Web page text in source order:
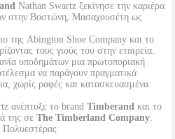
Nathan Swartz ξεκίνησε την καριέρα
στην Βοστώνη, Μασαχουσέτη ως
της Abington Shoe Company και το
τους γιούς του στην εταιρεία.
υποδημάτων μια πρωτοποριακή
να παράγουν πραγματικά
χωρίς ραφές και κατασκευασμένα
ανέπτυξε το brand Timberand και το
της σε The Timberland Company.